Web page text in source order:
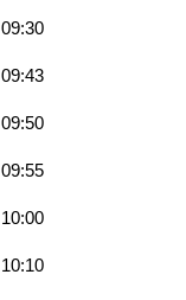
09:30
09:43
09:50
09:55
10:00
10:10